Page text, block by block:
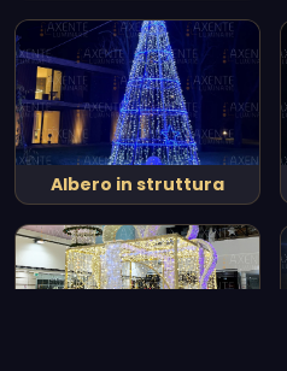
Albero in struttura